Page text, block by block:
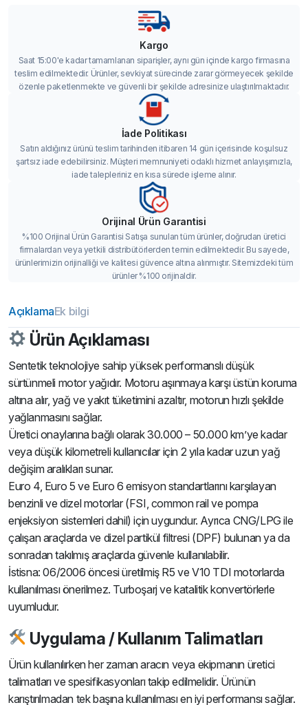
Kargo
Saat 15:00'e kadar tamamlanan siparişler, aynı gün içinde kargo firmasına
teslim edilmektedir. Ürünler, sevkiyat sürecinde zarar görmeyecek şekilde
özenle paketlenmekte ve güvenli bir şekilde adresinize ulaştırılmaktadır.
İade Politikası
Satın aldığınız ürünü teslim tarihinden itibaren 14 gün içerisinde koşulsuz
şartsız iade edebilirsiniz. Müşteri memnuniyeti odaklı hizmet anlayışımızla,
iade talepleriniz en kısa sürede işleme alınır.
Orijinal Ürün Garantisi
%100 Orijinal Ürün Garantisi Satışa sunulan tüm ürünler, doğrudan üretici
firmalardan veya yetkili distribütörlerden temin edilmektedir. Bu sayede,
ürünlerimizin orijinalliği ve kalitesi güvence altına alınmıştır. Sitemizdeki tüm
ürünler %100 orijinaldir.
AçıklamaEk bilgi
Ürün Açıklaması
Sentetik teknolojiye sahip yüksek performanslı düşük
sürtünmeli motor yağıdır. Motoru aşınmaya karşı üstün koruma
altına alır, yağ ve yakıt tüketimini azaltır, motorun hızlı şekilde
yağlanmasını sağlar.
Üretici onaylarına bağlı olarak 30.000 – 50.000 km’ye kadar
veya düşük kilometreli kullanıcılar için 2 yıla kadar uzun yağ
değişim aralıkları sunar.
Euro 4, Euro 5 ve Euro 6 emisyon standartlarını karşılayan
benzinli ve dizel motorlar (FSI, common rail ve pompa
enjeksiyon sistemleri dahil) için uygundur. Ayrıca CNG/LPG ile
çalışan araçlarda ve dizel partikül filtresi (DPF) bulunan ya da
sonradan takılmış araçlarda güvenle kullanılabilir.
İstisna: 06/2006 öncesi üretilmiş R5 ve V10 TDI motorlarda
kullanılması önerilmez. Turboşarj ve katalitik konvertörlerle
uyumludur.
Uygulama / Kullanım Talimatları
Ürün kullanılırken her zaman aracın veya ekipmanın üretici
talimatları ve spesifikasyonları takip edilmelidir. Ürünün
karıştırılmadan tek başına kullanılması en iyi performansı sağlar.